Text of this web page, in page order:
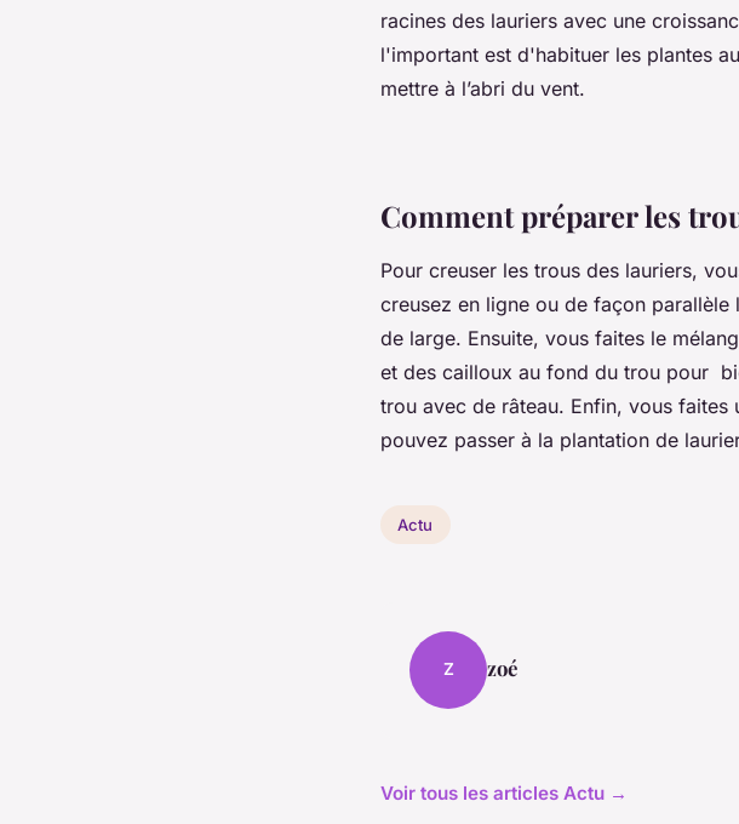
racines des lauriers avec une
l'important est d'habituer les plantes
mettre à l’abri du vent.
Comment préparer les
Pour creuser les trous des lauriers,
creusez en ligne ou de façon
de large. Ensuite, vous faites le
et des cailloux au fond du trou pour
trou avec de râteau. Enfin, vous
pouvez passer à la plantation de
Actu
Z zoé
Voir tous les articles Actu →